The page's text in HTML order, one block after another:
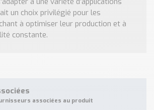
un choix privilégié pour les
à optimiser leur production et à
constante.
associées au produit